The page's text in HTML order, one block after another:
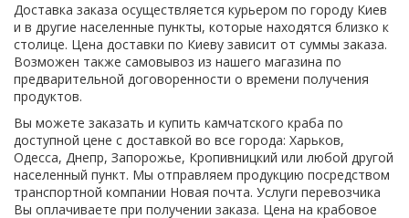
Доставка заказа осуществляется курьером по городу Киев
и в другие населенные пункты, которые находятся близко к
столице. Цена доставки по Киеву зависит от суммы заказа.
Возможен также самовывоз из нашего магазина по
предварительной договоренности о времени получения
продуктов.
Вы можете заказать и купить камчатского краба по
доступной цене с доставкой во все города: Харьков,
Одесса, Днепр, Запорожье, Кропивницкий или любой другой
населенный пункт. Мы отправляем продукцию посредством
транспортной компании Новая почта. Услуги перевозчика
Вы оплачиваете при получении заказа. Цена на крабовое